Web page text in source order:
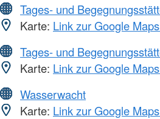
Tages- und
Karte: Link zur Google
Tages- und
Karte: Link zur Google
Wasserwacht
Karte: Link zur Google